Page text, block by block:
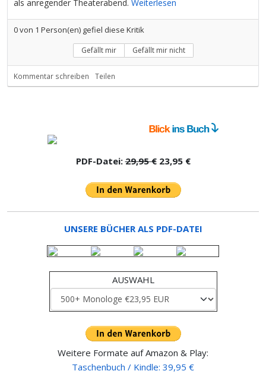
als anregender Theaterabend. Weiterlesen
0von 1 Person(en) gefiel diese Kritik
Gefällt mir Gefällt mir nicht
Kommentar schreiben Teilen
PDF-Datei:29,95 €23,95 €
UNSERE BÜCHER ALS PDF-DATEI
AUSWAHL
Weitere Formate auf Amazon & Play:
Taschenbuch / Kindle: 39,95 €